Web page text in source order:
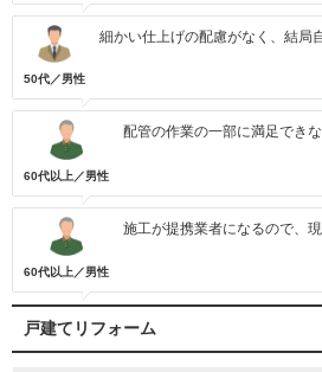
50代／男性
細かい仕上げの配慮がなく、結局
60代以上／男性
配管の作業の一部に満足できな
60代以上／男性
施工が提携業者になるので、現
戸建てリフォーム